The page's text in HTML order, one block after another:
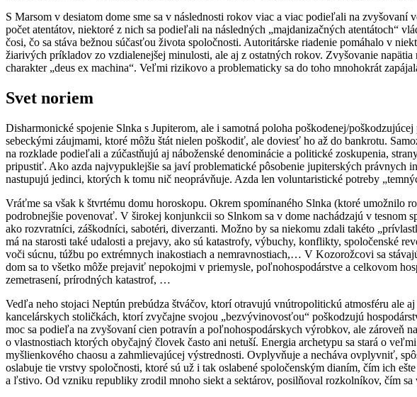
S Marsom v desiatom dome sme sa v následnosti rokov viac a viac podieľali na
počet atentátov, niektoré z nich sa podieľali na následných „majdanizačných atentátoch“
čosi, čo sa stáva bežnou súčasťou života spoločnosti. Autoritárske riadenie pomáhalo v
žiarivých príkladov zo vzdialenejšej minulosti, ale aj z ostatných rokov. Zvyšovanie
charakter „deus ex machina“. Veľmi rizikovo a problematicky sa do toho mnohokrát
Svet noriem
Disharmonické spojenie Slnka s Jupiterom, ale i samotná poloha poškodenej/
sebeckými záujmami, ktoré môžu štát nielen poškodiť, ale doviesť ho až do bankrotu.
na rozklade podieľali a zúčastňujú aj náboženské denominácie a politické zoskupenia,
pripustiť. Ako azda najvypuklejšie sa javí problematické pôsobenie jupiterských právnych
nastupujú jedinci, ktorých k tomu nič neoprávňuje. Azda len voluntaristické potreby
Vráťme sa však k štvrtému domu horoskopu. Okrem spomínaného Slnka (ktoré umožnilo
podrobnejšie povenovať. V širokej konjunkcii so Slnkom sa v dome nachádzajú v
ako rozvratníci, záškodníci, sabotéri, diverzanti. Možno by sa niekomu zdali takéto
má na starosti také udalosti a prejavy, ako sú katastrofy, výbuchy, konflikty, spoločenské
voči súcnu, túžbu po extrémnych inakostiach a nemravnostiach,… V Kozorožcovi sa
dom sa to všetko môže prejaviť nepokojmi v priemysle, poľnohospodárstve a celkovom
zemetrasení, prírodných katastrof, …
Vedľa neho stojaci Neptún prebúdza štváčov, ktorí otravujú vnútropolitickú atmosféru ale
kancelárskych stoličkách, ktorí zvyčajne svojou „bezvývinovosťou“ poškodzujú
moc sa podieľa na zvyšovaní cien potravín a poľnohospodárskych výrobkov, ale zároveň
o vlastnostiach ktorých obyčajný človek často ani netuší. Energia archetypu sa stará o
myšlienkového chaosu a zahmlievajúcej výstrednosti. Ovplyvňuje a necháva ovplyvniť,
oslabuje tie vrstvy spoločnosti, ktoré sú už i tak oslabené spoločenským dianím, čím ich
a ľstivo. Od vzniku republiky zrodil mnoho siekt a sektárov, posilňoval rozkolníkov, čím